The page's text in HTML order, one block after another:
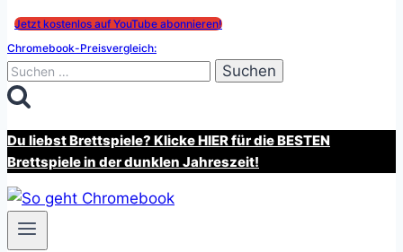
Jetzt kostenlos auf YouTube abonnieren!
Chromebook-Preisvergleich:
Suchen
nach:
Du liebst Brettspiele? Klicke HIER für die BESTEN
Brettspiele in der dunklen Jahreszeit!